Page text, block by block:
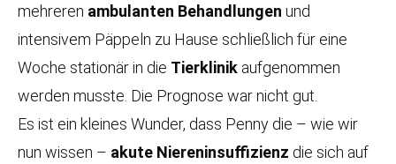
mehreren ambulanten Behandlungen und
intensivem Päppeln zu Hause schließlich für eine
Woche stationär in die Tierklinik aufgenommen
werden musste. Die Prognose war nicht gut.
Es ist ein kleines Wunder, dass Penny die – wie wir
nun wissen – akute Niereninsuffizienz die sich auf